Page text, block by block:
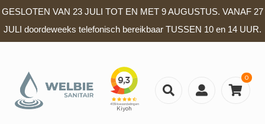
GESLOTEN VAN 23 JULI TOT EN MET 9 AUGUSTUS. VANAF 27
JULI doordeweeks telefonisch bereikbaar TUSSEN 10 en 14 UUR.
0